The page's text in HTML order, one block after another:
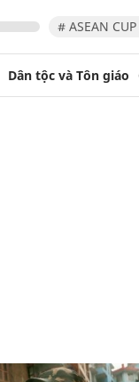
# ASEAN
Dân tộc và Tôn giáo